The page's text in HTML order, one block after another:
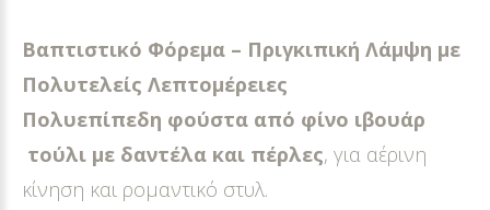
Βαπτιστικό Φόρεμα – Πριγκιπική Λάμψη με
Πολυτελείς Λεπτομέρειες
Πολυεπίπεδη φούστα από φίνο ιβουάρ
τούλι με δαντέλα και πέρλες, για αέρινη
κίνηση και ρομαντικό στυλ.